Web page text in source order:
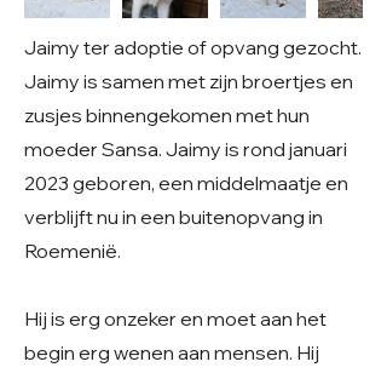
Jaimy ter adoptie of opvang gezocht.
Jaimy is samen met zijn broertjes en
zusjes binnengekomen met hun
moeder Sansa. Jaimy is rond januari
2023 geboren, een middelmaatje en
verblijft nu in een buitenopvang in
Roemenië.
Hij is erg onzeker en moet aan het
begin erg wenen aan mensen. Hij